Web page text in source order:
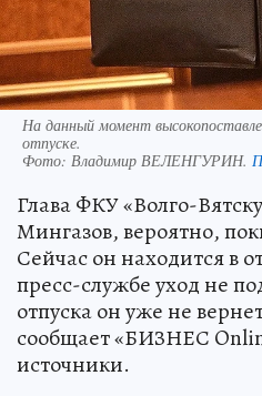
На данный момент
отпуске.
Фото: Владимир ВЕЛЕНГУРИН.
Глава ФКУ «Волго-
Мингазов, вероятно,
Сейчас он находится в
пресс-службе уход не
отпуска он уже не
сообщает «БИЗНЕС
источники.